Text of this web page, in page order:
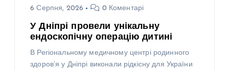
6 Серпня, 2026 0 Коментарі
У Дніпрі провели унікальну
ендоскопічну операцію дитині
В Регіональному медичному центрі родинного
здоров’я у Дніпрі виконали рідкісну для України